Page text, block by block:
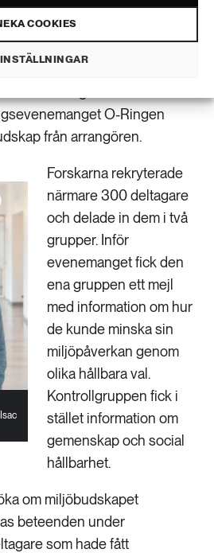
COOKIES
säger Erik Lundberg.
deltagare
O-Ringen
från arrangören.
Forskarna rekryterade
närmare 300 deltagare
och delade in dem i två
grupper. Inför
evenemanget fick den
ena gruppen ett mejl
med information om hur
de kunde minska sin
miljöpåverkan genom
olika hållbara val.
Kontrollgruppen fick i
stället information om
gemenskap och social
hållbarhet.
om miljöbudskapet
beteenden under
som hade fått